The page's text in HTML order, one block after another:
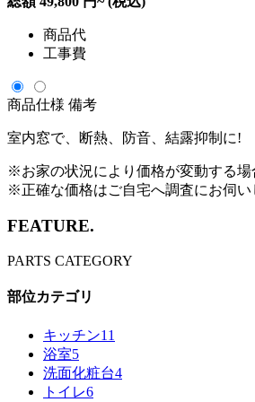
商品代
工事費
商品仕様 備考
室内窓で、断熱、防音、結露抑制に!
※お家の状況により価格が変動する場
※正確な価格はご自宅へ調査にお伺い
FEATURE.
PARTS CATEGORY
部位カテゴリ
キッチン11
浴室5
洗面化粧台4
トイレ6